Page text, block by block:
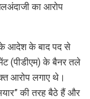
का आरोप
के आदेश के बाद पद से
(पीडीएम) के बैनर तले
आरोप लगाए थे।
की तरह बैठे हैं और